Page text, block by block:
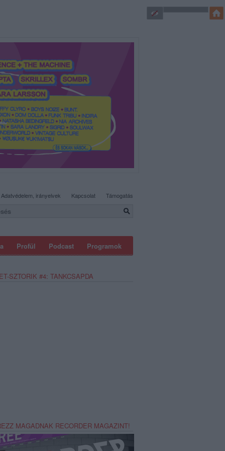
Profül Podcast Programok
Adatvédelem, irányelvek Kapcsolat Támogatás
SZTORIK #4: TANKCSAPDA
MAGADNAK RECORDER MAGAZINT!
SÜTI BEÁLLÍTÁSOK MÓDOSÍTÁSA